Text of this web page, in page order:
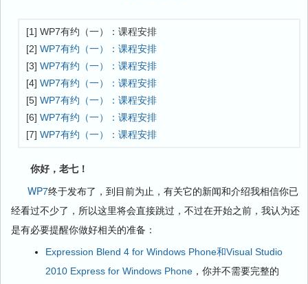
[1] WP7有约（一）：课程安排
[2] WP7有约（一）：课程安排
[3] WP7有约（一）：课程安排
[4] WP7有约（一）：课程安排
[5] WP7有约（一）：课程安排
[6] WP7有约（一）：课程安排
[7] WP7有约（一）：课程安排
你好，老七！
WP7终于发布了，到目前为止，有关它的新闻和介绍我相信你已
经看过不少了，所以这里将会直接跳过，不过在开始之前，我认为还
是有必要提醒你做好相关的准备：
Expression Blend 4 for Windows Phone和Visual Studio
2010 Express for Windows Phone ，你并不需要完整的